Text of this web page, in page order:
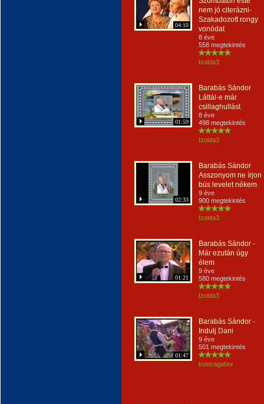
04:10
nem jó citerázni-
Szakadozott rongy
vonódat
8 éve
558 megtekintés
Izolda3
01:59
Barabás Sándor
Láttál-e már
csillaghullást
8 éve
498 megtekintés
Izolda3
02:33
Barabás Sándor
Asszonyom ne írjon
bús levelet nékem
9 éve
900 megtekintés
Izolda3
01:21
Barabás Sándor -
Már ezután úgy
élem
9 éve
580 megtekintés
Izolda3
01:47
Barabás Sándor -
Indulj Dani
9 éve
501 megtekintés
kustragabor